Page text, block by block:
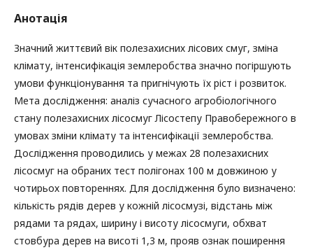
Анотація
Значний життєвий вік полезахисних лісових смуг, зміна
клімату, інтенсифікація землеробства значно погіршують
умови функціонування та пригнічують їх ріст і розвиток.
Мета дослідження: аналіз сучасного агробіологічного
стану полезахисних лісосмуг Лісостепу Правобережного в
умовах зміни клімату та інтенсифікації землеробства.
Дослідження проводились у межах 28 полезахисних
лісосмуг на обраних тест полігонах 100 м довжиною у
чотирьох повтореннях. Для дослідження було визначено:
кількість рядів дерев у кожній лісосмузі, відстань між
рядами та рядах, ширину і висоту лісосмуги, обхват
стовбура дерев на висоті 1,3 м, прояв ознак поширення